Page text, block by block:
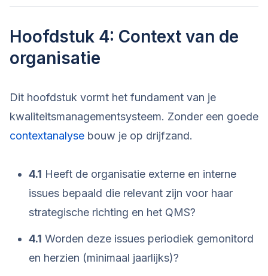
Hoofdstuk 4: Context van de
organisatie
Dit hoofdstuk vormt het fundament van je
kwaliteitsmanagementsysteem. Zonder een goede
contextanalyse bouw je op drijfzand.
4.1 Heeft de organisatie externe en interne
issues bepaald die relevant zijn voor haar
strategische richting en het QMS?
4.1 Worden deze issues periodiek gemonitord
en herzien (minimaal jaarlijks)?